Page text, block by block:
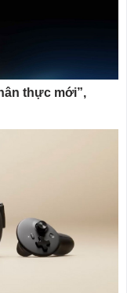
thực mới”,